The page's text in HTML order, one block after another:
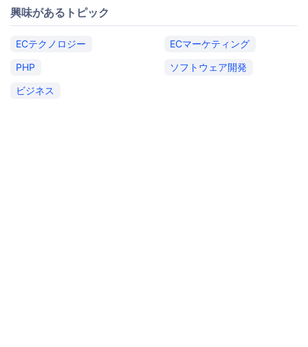
興味があるトピック
ECテクノロジー
ECマーケティング
PHP
ソフトウェア開発
ビジネス